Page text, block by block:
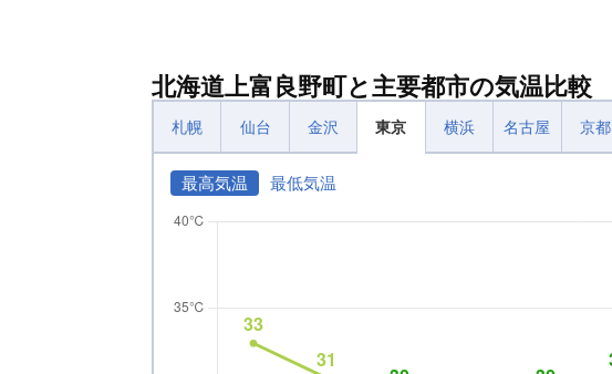
北海道上富良野町と主要都市の気温比較
札幌 仙台 金沢 東京 横浜 名古屋 京都
最高気温 最低気温